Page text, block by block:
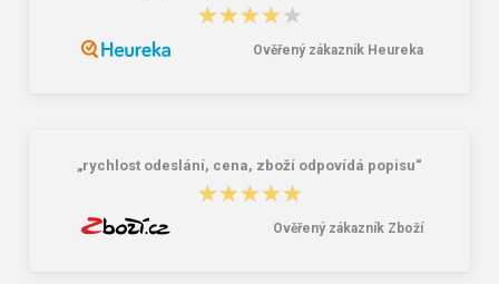
★★★★★
★★★★★
Ověřený zákazník Heureka
„rychlost odeslání, cena, zboží odpovídá popisu“
★★★★★
★★★★★
Ověřený zákazník Zboží